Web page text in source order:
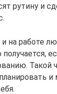
рутину и
на работе
получается,
Такой
и